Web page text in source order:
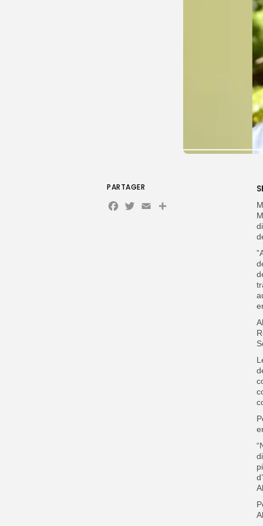
PARTAGER
Facebook
Twitter
EmailPartager